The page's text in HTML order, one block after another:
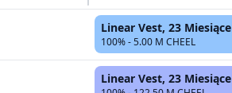
Linear Vest, 23 Miesiące
100% - 5.00 M CHEEL
Linear Vest, 23 Miesiące